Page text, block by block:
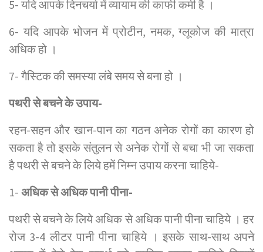
5- यदि आपके दिनचर्या में व्यायाम की काफी कमी है ।
6- यदि आपके भोजन में प्रोटीन, नमक, ग्लूकोज की मात्रा
अधिक हो ।
7- गैस्टिक की समस्या लंबे समय से बना हो ।
पथरी से बचने के उपाय-
रहन-सहन और खान-पान का गठन अनेक रोगों का कारण हो
सकता है तो इसके संतुलन से अनेक रोगों से बचा भी जा सकता
है पथरी से बचने के लिये हमें निम्न उपाय करना चाहिये-
1- अधिक से अधिक पानी पीना-
पथरी से बचने के लिये अधिक से अधिक पानी पीना चाहिये । हर
रोज 3-4 लीटर पानी पीना चाहिये । इसके साथ-साथ अपने